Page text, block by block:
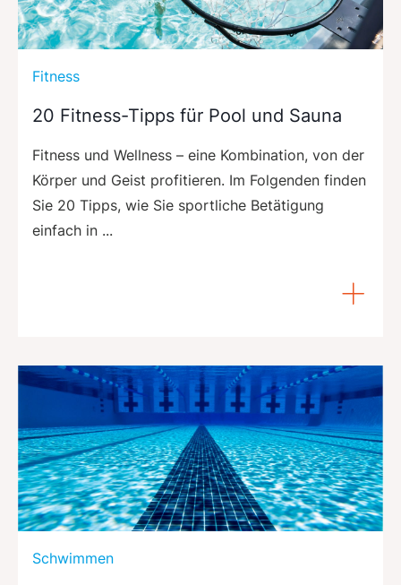
Fitness
20 Fitness-Tipps für Pool und Sauna
Fitness und Wellness – eine Kombination, von der
Körper und Geist profitieren. Im Folgenden ­finden
Sie 20 Tipps, wie Sie sportliche Betätigung
einfach in ...
Schwimmen